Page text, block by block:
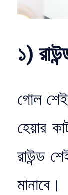
১)
গোল
হেয়ার
রাউন্ড
মানাবে।